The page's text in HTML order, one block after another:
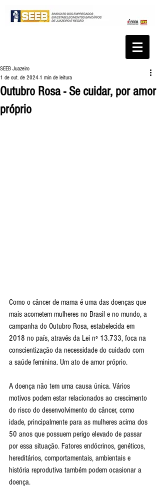
Outubro Rosa - Se cuidar, por amor
próprio
SEEB Juazeiro
1 de out. de 2024 1 min de leitura
Como o câncer de mama é uma das doenças que
mais acometem mulheres no Brasil e no mundo, a
campanha do Outubro Rosa, estabelecida em
2018 no país, através da Lei nº 13.733, foca na
conscientização da necessidade do cuidado com
a saúde feminina. Um ato de amor próprio.
A doença não tem uma causa única. Vários
motivos podem estar relacionados ao crescimento
do risco do desenvolvimento do câncer, como
idade, principalmente para as mulheres acima dos
50 anos que possuem perigo elevado de passar
por essa situação. Fatores endócrinos, genéticos,
hereditários, comportamentais, ambientais e
história reprodutiva também podem ocasionar a
doença.